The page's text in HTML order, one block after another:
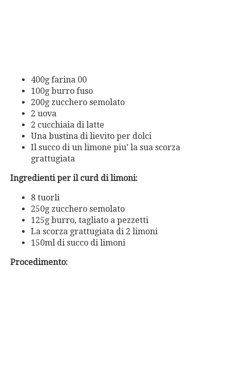
400g farina 00
100g burro fuso
200g zucchero semolato
2 uova
2 cucchiaia di latte
Una bustina di lievito per dolci
Il succo di un limone piu’ la sua scorza
grattugiata
Ingredienti per il curd di limoni:
8 tuorli
250g zucchero semolato
125g burro, tagliato a pezzetti
La scorza grattugiata di 2 limoni
150ml di succo di limoni
Procedimento: